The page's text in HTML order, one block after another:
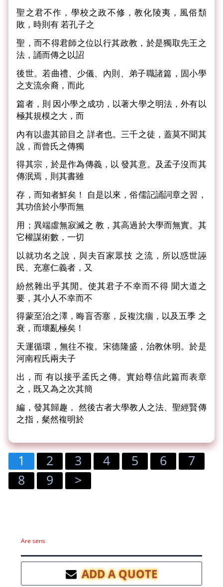
聖之君不作，學校之政不修，教化陵夷，風俗頹
敗，時則有 若孔子之
聖，而不得君師之位以行其政教，於是獨取先王之
法，誦而傳之以詔
後世。若曲禮、少儀、內則、弟子職諸篇，固小學
之支流余裔，而此
篇者，則 因小學之成功，以著大學之明法，外有以
極其規模之大，而
內有以盡其節目之 詳者也。三千之徒，蓋莫不聞其
說，而曾氏之傳獨
得其宗，於是作為傳義，以 發其意。及孟子沒而其
傳泯焉，則其書雖
存，而知者鮮矣！ 自是以來，俗儒記誦詞章之習，
其功倍於小學而無
用；異端虛無寂滅之 教，其高過於大學而無實。其
它權謀術數，一切
以就功名之說，與夫百家眾技 之流，所以惑世誣
民、充塞仁義者，又
紛然雜出乎其閒。使其君子不幸而不得 聞大道之
要，其小人不幸而不
得蒙至治之澤，晦盲否塞，反複沈痼，以及五季 之
衰，而壞亂極矣！
天運循環，無往不複。宋德隆盛，治教休明。於是
河南程氏兩夫子
出，而 有以接乎孟氏之傳。實始尊信此篇而表章
之，既又為之次其簡
編，發其歸趣， 然後古者大學教人之法、聖經賢傳
之指，粲然複明於
1 2 3 4 5 6
7
8
9 >
Are sens
ADD A QUOTE